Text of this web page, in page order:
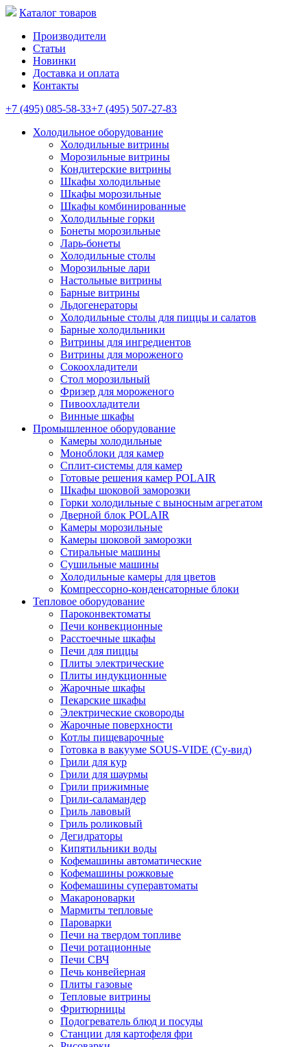
Каталог товаров
Производители
Статьи
Новинки
Доставка и оплата
Контакты
+7 (495) 085-58-33+7 (495) 507-27-83
Холодильное оборудование
Холодильные витрины
Морозильные витрины
Кондитерские витрины
Шкафы холодильные
Шкафы морозильные
Шкафы комбинированные
Холодильные горки
Бонеты морозильные
Ларь-бонеты
Холодильные столы
Морозильные лари
Настольные витрины
Барные витрины
Льдогенераторы
Холодильные столы для пиццы и салатов
Барные холодильники
Витрины для ингредиентов
Витрины для мороженого
Сокоохладители
Стол морозильный
Фризер для мороженого
Пивоохладители
Винные шкафы
Промышленное оборудование
Камеры холодильные
Моноблоки для камер
Сплит-системы для камер
Готовые решения камер POLAIR
Шкафы шоковой заморозки
Горки холодильные с выносным агрегатом
Дверной блок POLAIR
Камеры морозильные
Камеры шоковой заморозки
Стиральные машины
Сушильные машины
Холодильные камеры для цветов
Компрессорно-конденсаторные блоки
Тепловое оборудование
Пароконвектоматы
Печи конвекционные
Расстоечные шкафы
Печи для пиццы
Плиты электрические
Плиты индукционные
Жарочные шкафы
Пекарские шкафы
Электрические сковороды
Жарочные поверхности
Котлы пищеварочные
Готовка в вакууме SOUS-VIDE (Су-вид)
Грили для кур
Грили для шаурмы
Грили прижимные
Грили-саламандер
Гриль лавовый
Гриль роликовый
Дегидраторы
Кипятильники воды
Кофемашины автоматические
Кофемашины рожковые
Кофемашины суперавтоматы
Макароноварки
Мармиты тепловые
Пароварки
Печи на твердом топливе
Печи ротационные
Печи СВЧ
Печь конвейерная
Плиты газовые
Тепловые витрины
Фритюрницы
Подогреватель блюд и посуды
Станции для картофеля фри